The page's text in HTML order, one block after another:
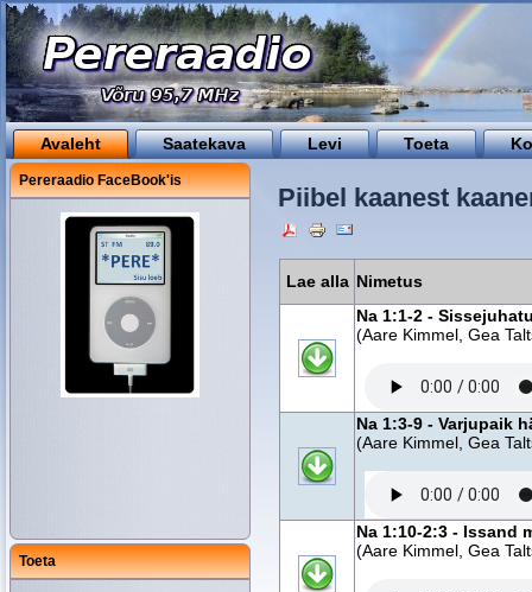
Avaleht Saatekava Levi Toeta
Pereraadio FaceBook'is
Toeta
Piibel kaanest
Lae alla Nimetus
Na 1:1-2 -
(Aare Kimmel, Gea
Na 1:3-9 - Varjupaik
(Aare Kimmel, Gea
Na 1:10-2:3 - Issand
(Aare Kimmel, Gea